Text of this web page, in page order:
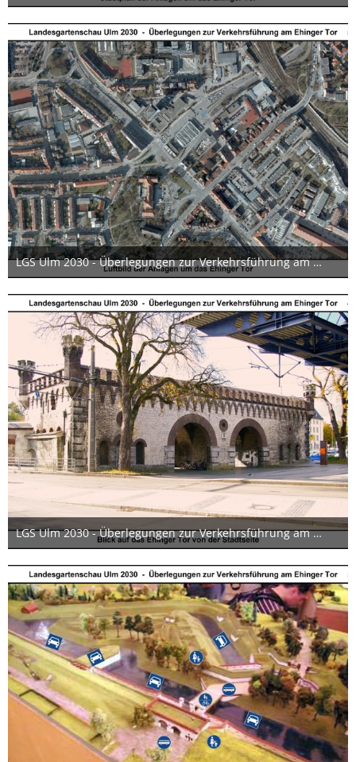
24. Juni 2019
LGS Ulm 2030 - Überlegungen zur Verkehrsführung am Ehinger Tor 05 17x12cm
24. Juni 2019
LGS Ulm 2030 - Überlegungen zur Verkehrsführung am Ehinger Tor 04 17x12cm
24. Juni 2019